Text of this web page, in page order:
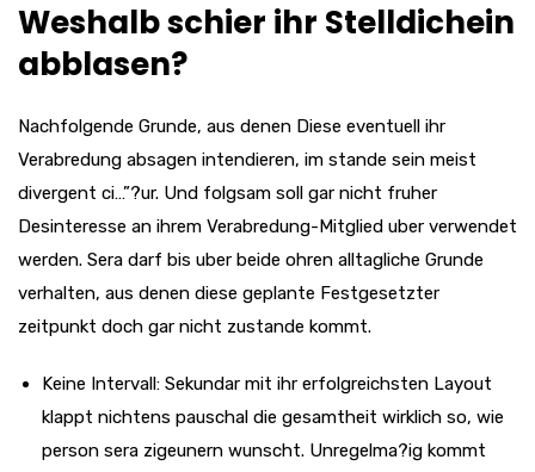
Weshalb schier ihr Stelldichein
abblasen?
Nachfolgende Grunde, aus denen Diese eventuell ihr
Verabredung absagen intendieren, im stande sein meist
divergent ci…”?ur. Und folgsam soll gar nicht fruher
Desinteresse an ihrem Verabredung-Mitglied uber verwendet
werden. Sera darf bis uber beide ohren alltagliche Grunde
verhalten, aus denen diese geplante Festgesetzter
zeitpunkt doch gar nicht zustande kommt.
Keine Intervall: Sekundar mit ihr erfolgreichsten Layout
klappt nichtens pauschal die gesamtheit wirklich so, wie
person sera zigeunern wunscht. Unregelma?ig kommt